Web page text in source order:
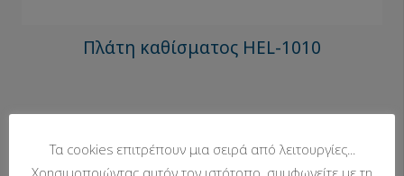
Πλάτη καθίσματος HEL-1010
Τα cookies επιτρέπουν μια σειρά από λειτουργίες...